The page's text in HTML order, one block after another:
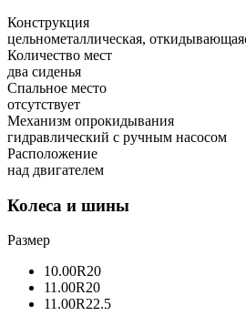
Конструкция
цельнометаллическая,
Количество мест
два сиденья
Спальное место
отсутствует
Механизм опрокидывания
гидравлический с ручным насосом
Расположение
над двигателем
Колеса и шины
Размер
10.00R20
11.00R20
11.00R22.5